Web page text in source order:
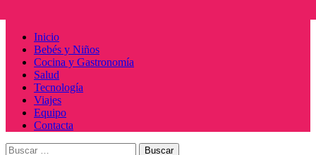
Menú
principal
Inicio
Bebés y Niños
Cocina y Gastronomía
Salud
Tecnología
Viajes
Equipo
Contacta
Buscar: